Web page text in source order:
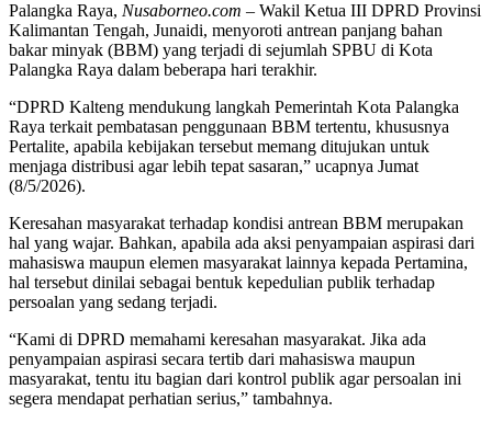
Palangka Raya, Nusaborneo.com – Wakil Ketua III DPRD Provinsi
Kalimantan Tengah, Junaidi, menyoroti antrean panjang bahan
bakar minyak (BBM) yang terjadi di sejumlah SPBU di Kota
Palangka Raya dalam beberapa hari terakhir.
“DPRD Kalteng mendukung langkah Pemerintah Kota Palangka
Raya terkait pembatasan penggunaan BBM tertentu, khususnya
Pertalite, apabila kebijakan tersebut memang ditujukan untuk
menjaga distribusi agar lebih tepat sasaran,” ucapnya Jumat
(8/5/2026).
Keresahan masyarakat terhadap kondisi antrean BBM merupakan
hal yang wajar. Bahkan, apabila ada aksi penyampaian aspirasi dari
mahasiswa maupun elemen masyarakat lainnya kepada Pertamina,
hal tersebut dinilai sebagai bentuk kepedulian publik terhadap
persoalan yang sedang terjadi.
“Kami di DPRD memahami keresahan masyarakat. Jika ada
penyampaian aspirasi secara tertib dari mahasiswa maupun
masyarakat, tentu itu bagian dari kontrol publik agar persoalan ini
segera mendapat perhatian serius,” tambahnya.